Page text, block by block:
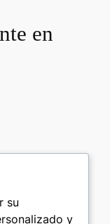
en
su
y